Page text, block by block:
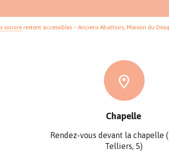
sonorerestent accessibles – Anciens Abattoirs, Maison du
Chapelle
Rendez-vous devant la chapelle
Telliers, 5)